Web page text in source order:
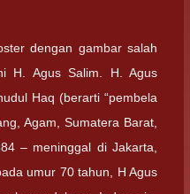
dengan gambar salah
H. Agus Salim. H. Agus
Haq (berarti “pembela
Agam, Sumatera Barat,
– meninggal di Jakarta,
umur 70 tahun, H Agus